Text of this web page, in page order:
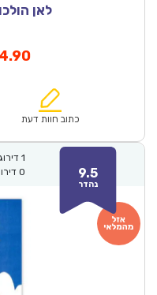
לאן
₪64.00.
המחיר
הוא:
כתוב חוות דעת
9.5
נהדר
1
0